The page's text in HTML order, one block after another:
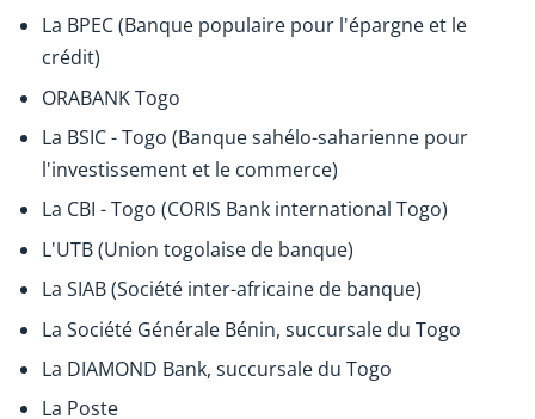
La BPEC (Banque populaire pour l'épargne et le
crédit)
ORABANK Togo
La BSIC - Togo (Banque sahélo-saharienne pour
l'investissement et le commerce)
La CBI - Togo (CORIS Bank international Togo)
L'UTB (Union togolaise de banque)
La SIAB (Société inter-africaine de banque)
La Société Générale Bénin, succursale du Togo
La DIAMOND Bank, succursale du Togo
La Poste